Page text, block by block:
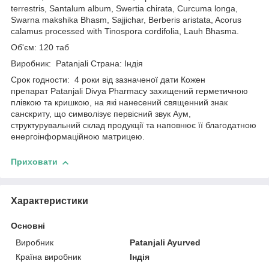
terrestris, Santalum album, Swertia chirata, Curcuma longa,
Swarna makshika Bhasm, Sajjichar, Berberis aristata, Acorus
calamus processed with Tinospora cordifolia, Lauh Bhasma.
Об'єм: 120 таб
Виробник: Patanjali Страна: Індія
Срок годности: 4 роки від зазначеної дати Кожен
препарат Patanjali Divya Pharmacy захищений герметичною
плівкою та кришкою, на які нанесений священний знак
санскриту, що символізує первісний звук Аум,
структурувальний склад продукції та наповнює її благодатною
енергоінформаційною матрицею.
Приховати
Характеристики
Основні
Виробник
Patanjali Ayurved
Країна виробник
Індія